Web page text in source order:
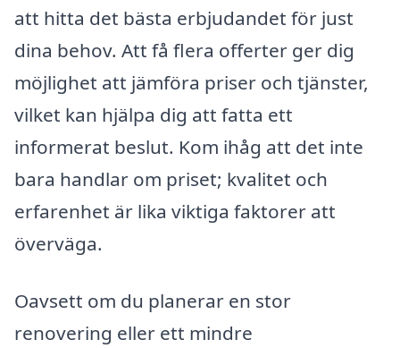
att hitta det bästa erbjudandet för just
dina behov. Att få flera offerter ger dig
möjlighet att jämföra priser och tjänster,
vilket kan hjälpa dig att fatta ett
informerat beslut. Kom ihåg att det inte
bara handlar om priset; kvalitet och
erfarenhet är lika viktiga faktorer att
överväga.
Oavsett om du planerar en stor
renovering eller ett mindre